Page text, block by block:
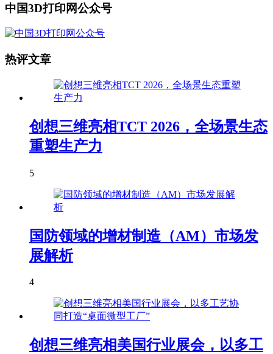
中国3D打印网公众号
热评文章
创想三维亮相TCT 2026，全场景生态
重塑生产力
5
国防领域的增材制造（AM）市场发
展解析
4
创想三维亮相美国行业展会，以多工